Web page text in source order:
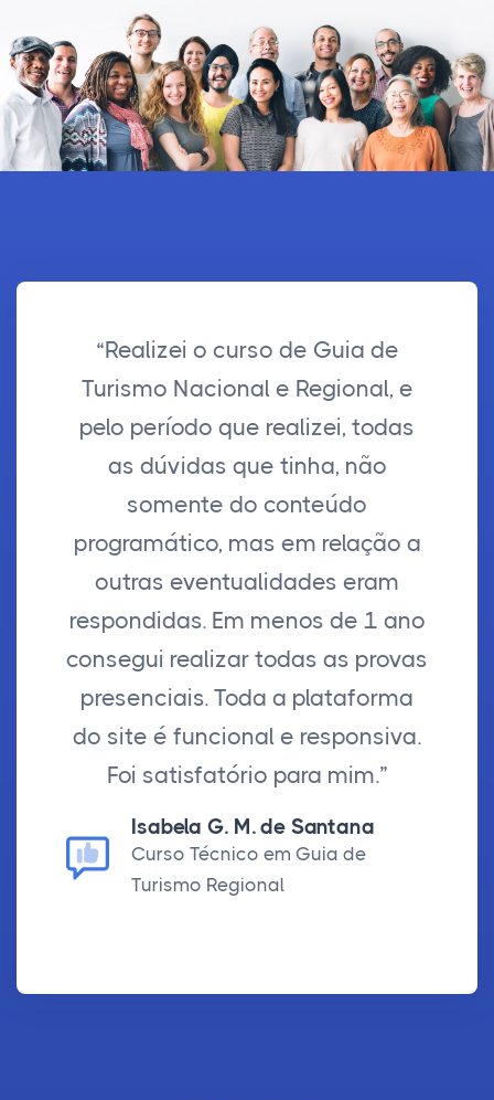
“Realizei o curso de Guia de
Turismo Nacional e Regional, e
pelo período que realizei, todas
as dúvidas que tinha, não
somente do conteúdo
programático, mas em relação a
outras eventualidades eram
respondidas. Em menos de 1 ano
consegui realizar todas as provas
presenciais. Toda a plataforma
do site é funcional e responsiva.
Foi satisfatório para mim.”
Isabela G. M. de Santana
Curso Técnico em Guia de
Turismo Regional